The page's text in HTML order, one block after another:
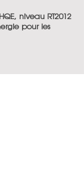
niveau RT2012
pour les